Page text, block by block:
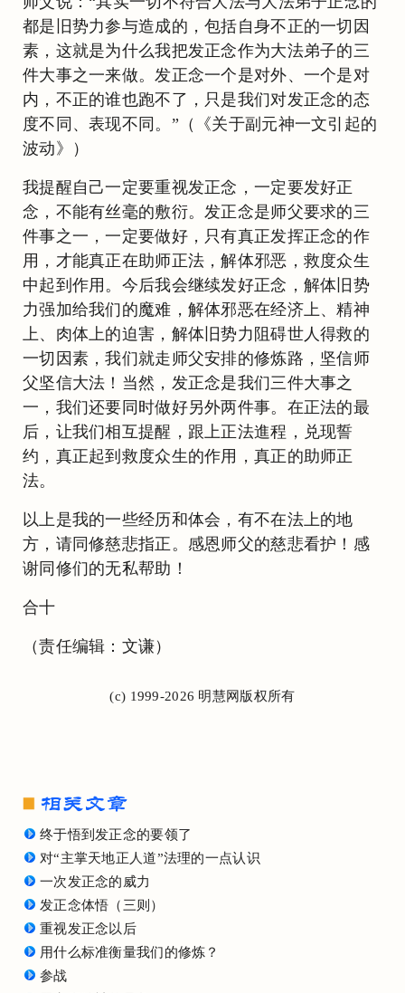
都是旧势力参与造成的，包括自身不正的一切因
素，这就是为什么我把发正念作为大法弟子的三
件大事之一来做。发正念一个是对外、一个是对
内，不正的谁也跑不了，只是我们对发正念的态
度不同、表现不同。”（《关于副元神一文引起的
波动》）
我提醒自己一定要重视发正念，一定要发好正
念，不能有丝毫的敷衍。发正念是师父要求的三
件事之一，一定要做好，只有真正发挥正念的作
用，才能真正在助师正法，解体邪恶，救度众生
中起到作用。今后我会继续发好正念，解体旧势
力强加给我们的魔难，解体邪恶在经济上、精神
上、肉体上的迫害，解体旧势力阻碍世人得救的
一切因素，我们就走师父安排的修炼路，坚信师
父坚信大法！当然，发正念是我们三件大事之
一，我们还要同时做好另外两件事。在正法的最
后，让我们相互提醒，跟上正法進程，兑现誓
约，真正起到救度众生的作用，真正的助师正
法。
以上是我的一些经历和体会，有不在法上的地
方，请同修慈悲指正。感恩师父的慈悲看护！感
谢同修们的无私帮助！
合十
（责任编辑：文谦）
(c) 1999-2026 明慧网版权所有
终于悟到发正念的要领了
对“主掌天地正人道”法理的一点认识
一次发正念的威力
发正念体悟（三则）
重视发正念以后
用什么标准衡量我们的修炼？
参战